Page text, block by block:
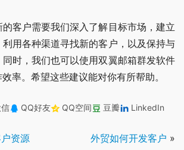
客户需要我们深入了解目标市场，建立
用各种渠道寻找新的客户，以及保持与
时，我们也可以使用双翼邮箱群发软件
率。希望这些建议能对你有所帮助。
QQ好友 QQ空间 豆瓣
LinkedIn
资源 外贸如何开发客户 »